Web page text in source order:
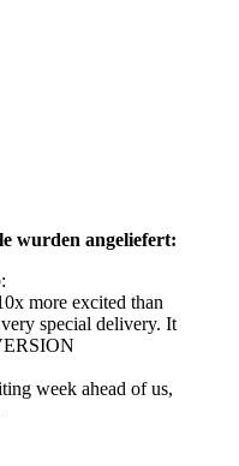
wurden angeliefert:
more excited than
special delivery. It
week ahead of us,